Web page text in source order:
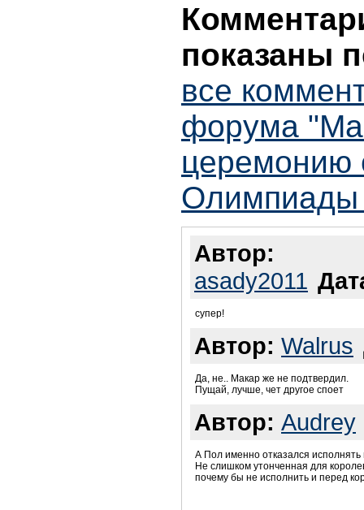
показаны
все
форума
церемонию
Олимпиады
Автор:
asady2011
супер!
Автор: Walrus
Да, не.. Макар же не подтвердил.
Пущай, лучше, чет другое споет
Автор: Audrey
А Пол именно отказался
Не слишком утонченная для
почему бы не исполнить и перед